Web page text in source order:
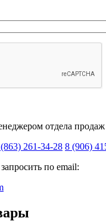
отдела
261-34-28 8 (906)
по email: